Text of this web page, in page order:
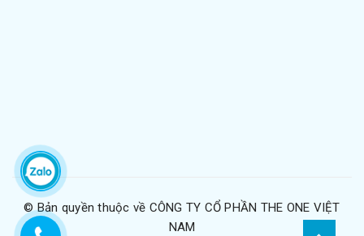
© Bản quyền thuộc về CÔNG TY CỔ PHẦN THE ONE VIỆT
NAM